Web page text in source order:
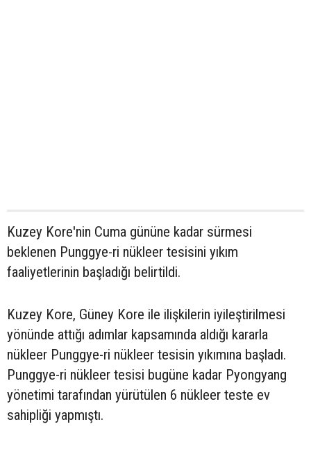
Kuzey Kore'nin Cuma gününe kadar sürmesi
beklenen Punggye-ri nükleer tesisini yıkım
faaliyetlerinin başladığı belirtildi.
Kuzey Kore, Güney Kore ile ilişkilerin iyileştirilmesi
yönünde attığı adımlar kapsamında aldığı kararla
nükleer Punggye-ri nükleer tesisin yıkımına başladı.
Punggye-ri nükleer tesisi bugüne kadar Pyongyang
yönetimi tarafından yürütülen 6 nükleer teste ev
sahipliği yapmıştı.